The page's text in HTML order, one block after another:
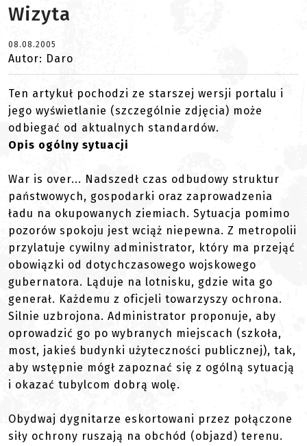
Wizyta
08.08.2005
Autor: Daro
Ten artykuł pochodzi ze starszej wersji portalu i
jego wyświetlanie (szczególnie zdjęcia) może
odbiegać od aktualnych standardów.
Opis ogólny sytuacji
War is over... Nadszedł czas odbudowy struktur
państwowych, gospodarki oraz zaprowadzenia
ładu na okupowanych ziemiach. Sytuacja pomimo
pozorów spokoju jest wciąż niepewna. Z metropolii
przylatuje cywilny administrator, który ma przejąć
obowiązki od dotychczasowego wojskowego
gubernatora. Ląduje na lotnisku, gdzie wita go
generał. Każdemu z oficjeli towarzyszy ochrona.
Silnie uzbrojona. Administrator proponuje, aby
oprowadzić go po wybranych miejscach (szkoła,
most, jakieś budynki użyteczności publicznej), tak,
aby wstępnie mógł zapoznać się z ogólną sytuacją
i okazać tubylcom dobrą wolę.
Obydwaj dygnitarze eskortowani przez połączone
siły ochrony ruszają na obchód (objazd) terenu.